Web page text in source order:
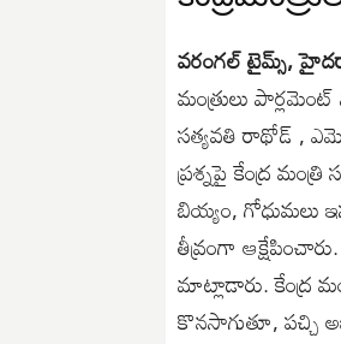
వరంగల్ టైమ్స్,
మంత్రులు
సత్యవతి రాథోడ్ ,
ప్రశ్నపై కేంద్ర
బియ్యం, గోధుమలు
తీవ్రంగా
మాట్లాడారు. కేంద్ర
కొనసాగుతూ, పచ్చి